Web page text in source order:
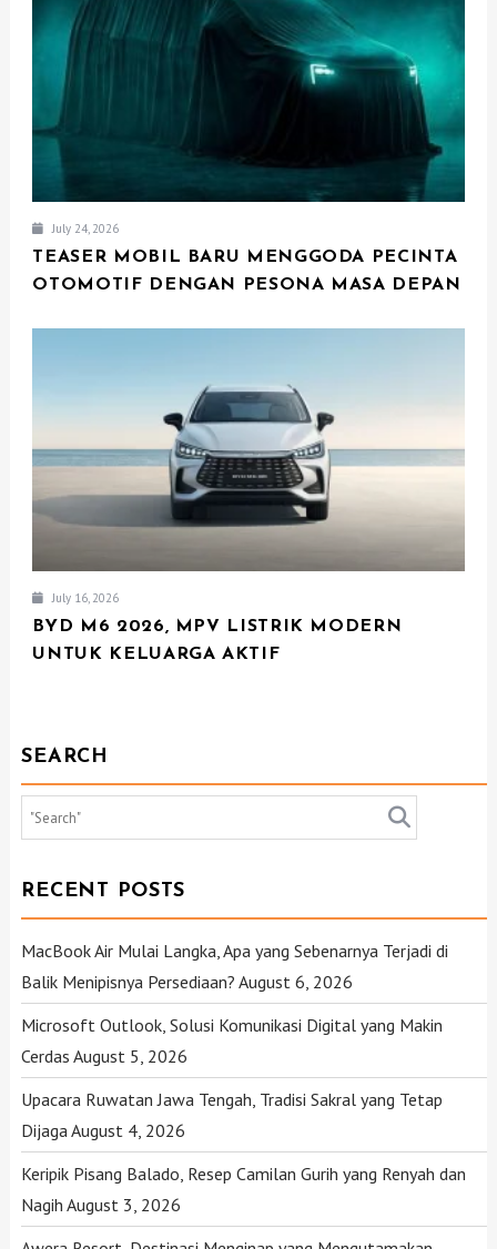
July 24, 2026
TEASER MOBIL BARU MENGGODA PECINTA
OTOMOTIF DENGAN PESONA MASA DEPAN
July 16, 2026
BYD M6 2026, MPV LISTRIK MODERN
UNTUK KELUARGA AKTIF
SEARCH
RECENT POSTS
MacBook Air Mulai Langka, Apa yang Sebenarnya Terjadi di
Balik Menipisnya Persediaan? August 6, 2026
Microsoft Outlook, Solusi Komunikasi Digital yang Makin
Cerdas August 5, 2026
Upacara Ruwatan Jawa Tengah, Tradisi Sakral yang Tetap
DijagaAugust 4, 2026
Keripik Pisang Balado, Resep Camilan Gurih yang Renyah dan
Nagih August 3, 2026